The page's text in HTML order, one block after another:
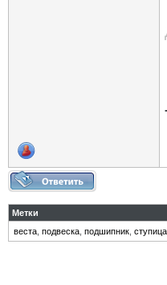
Метки
веста подвеска подшипник ступица